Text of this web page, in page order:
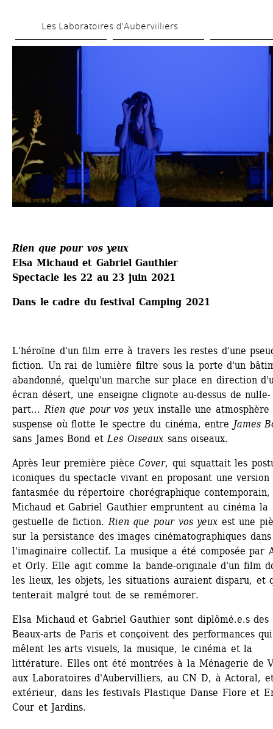
to
main
Les Laboratoires d’Aubervilliers
Rien que pour vos yeux
Elsa Michaud et Gabriel Gauthier
Spectacle les 22 au 23 juin 2021
Dans le cadre du festival Camping 2021
L'héroïne d'un film erre à travers les restes d'une
fiction. Un rai de lumière filtre sous la porte d'un
abandonné, quelqu'un marche sur place en direction
écran désert, une enseigne clignote au-dessus de nulle-
part... Rien que pour vos yeux installe une atmosphère
suspense où flotte le spectre du cinéma, entre James
sans James Bond et Les Oiseaux sans oiseaux.
Après leur première pièce Cover, qui squattait les
iconiques du spectacle vivant en proposant une version
fantasmée du répertoire chorégraphique contemporain,
Michaud et Gabriel Gauthier empruntent au cinéma la
gestuelle de fiction. Rien que pour vos yeux est une
sur la persistance des images cinématographiques dans
l'imaginaire collectif. La musique a été composée par
et Orly. Elle agit comme la bande-originale d'un film
les lieux, les objets, les situations auraient disparu, et
tenterait malgré tout de se remémorer.
Elsa Michaud et Gabriel Gauthier sont diplômé.e.s des
Beaux-arts de Paris et conçoivent des performances qui
mêlent les arts visuels, la musique, le cinéma et la
littérature. Elles ont été montrées à la Ménagerie de
aux Laboratoires d'Aubervilliers, au CN D, à Actoral,
extérieur, dans les festivals Plastique Danse Flore et
Cour et Jardins.